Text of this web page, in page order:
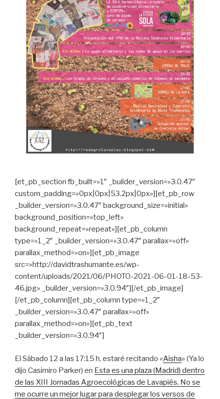
[et_pb_section fb_built=»1″ _builder_version=»3.0.47″
custom_padding=»0px|0px|53.2px|0px»][et_pb_row
_builder_version=»3.0.47″ background_size=»initial»
background_position=»top_left»
background_repeat=»repeat»][et_pb_column
type=»1_2″ _builder_version=»3.0.47″ parallax=»off»
parallax_method=»on»][et_pb_image
src=»http://davidtrashumante.es/wp-
content/uploads/2021/06/PHOTO-2021-06-01-18-53-
46.jpg» _builder_version=»3.0.94″][/et_pb_image]
[/et_pb_column][et_pb_column type=»1_2″
_builder_version=»3.0.47″ parallax=»off»
parallax_method=»on»][et_pb_text
_builder_version=»3.0.94″]
El Sábado 12 a las 17:15 h. estaré recitando «Aisha» (Ya lo
dijo Casimiro Parker) en Esta es una plaza (Madrid) dentro
de las XIII Jornadas Agroecológicas de Lavapiés. No se
me ocurre un mejor lugar para desplegar los versos de